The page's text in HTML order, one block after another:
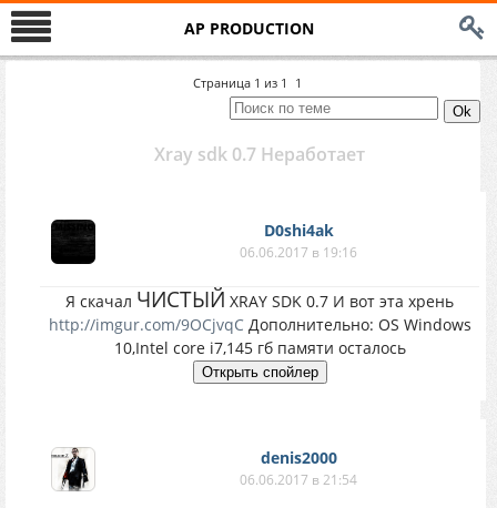
AP PRODUCTION
Страница 1 из 1 1
Xray sdk 0.7 Неработает
D0shi4ak
06.06.2017 в 19:16
Я скачал ЧИСТЫЙ XRAY SDK 0.7 И вот эта хрень
http://imgur.com/9OCjvqCДополнительно: OS Windows
10,Intel core i7,145 гб памяти осталось
denis2000
06.06.2017 в 21:54